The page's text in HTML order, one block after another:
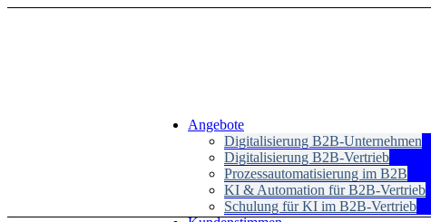
Angebote
Digitalisierung B2B-Unternehmen
Digitalisierung B2B-Vertrieb
Prozessautomatisierung im B2B
KI & Automation für B2B-Vertrieb
Schulung für KI im B2B-Vertrieb